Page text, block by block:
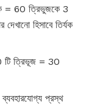
= 60 ত্রিভুজকে 3
হিসাবে তির্যক
টি ত্রিভূজ = 30
প্রস্থ